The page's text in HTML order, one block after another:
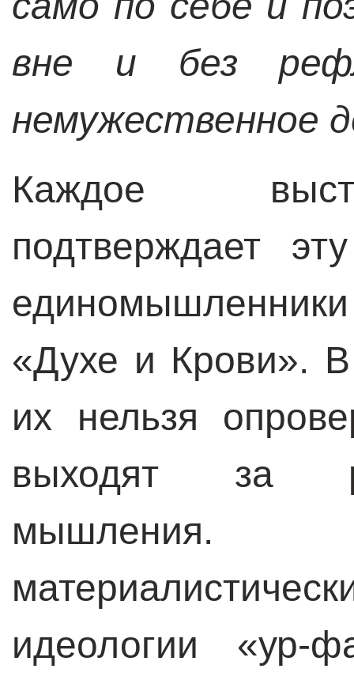
вне и без
немужественное
Каждое
подтверждает
«Духе и Крови».
их нельзя
выходят за
мышления.
идеологии «ур-